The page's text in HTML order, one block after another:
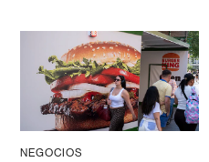
NEGOCIOS